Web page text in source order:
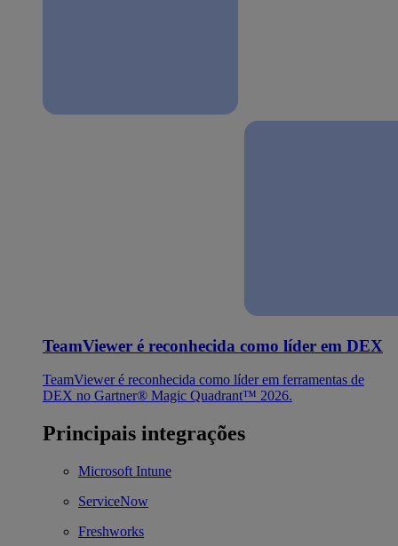
TeamViewer é reconhecida como líder em DEX
TeamViewer é reconhecida como líder em ferramentas de
DEX no Gartner® Magic Quadrant™ 2026.
Principais integrações
Microsoft Intune
ServiceNow
Freshworks